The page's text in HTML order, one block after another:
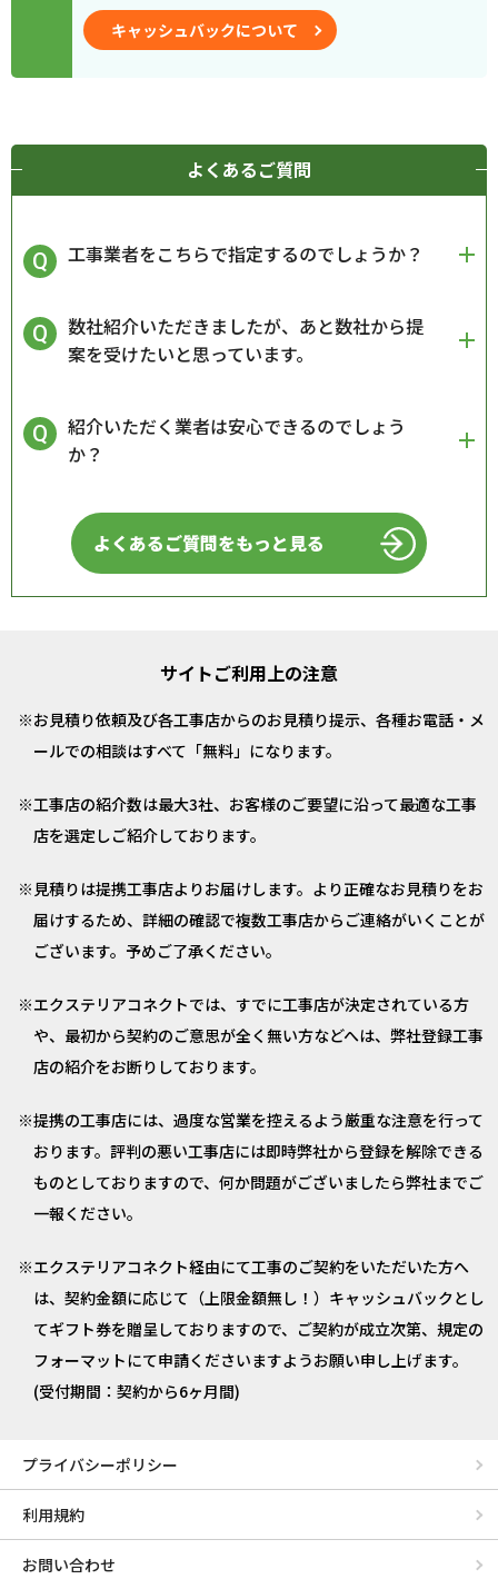
キャッシュバックについて
よくあるご質問
工事業者をこちらで指定するのでしょうか？
数社紹介いただきましたが、あと数社から提
案を受けたいと思っています。
紹介いただく業者は安心できるのでしょう
か？
よくあるご質問をもっと見る
サイトご利用上の注意
お見積り依頼及び各工事店からのお見積り提示、各種お電話・メ
ールでの相談はすべて「無料」になります。
工事店の紹介数は最大3社、お客様のご要望に沿って最適な工事
店を選定しご紹介しております。
見積りは提携工事店よりお届けします。より正確なお見積りをお
届けするため、詳細の確認で複数工事店からご連絡がいくことが
ございます。予めご了承ください。
エクステリアコネクトでは、すでに工事店が決定されている方
や、最初から契約のご意思が全く無い方などへは、弊社登録工事
店の紹介をお断りしております。
提携の工事店には、過度な営業を控えるよう厳重な注意を行って
おります。評判の悪い工事店には即時弊社から登録を解除できる
ものとしておりますので、何か問題がございましたら弊社までご
一報ください。
エクステリアコネクト経由にて工事のご契約をいただいた方へ
は、契約金額に応じて（上限金額無し！）キャッシュバックとし
てギフト券を贈呈しておりますので、ご契約が成立次第、規定の
フォーマットにて申請くださいますようお願い申し上げます。
(受付期間：契約から6ヶ月間)
プライバシーポリシー
利用規約
お問い合わせ